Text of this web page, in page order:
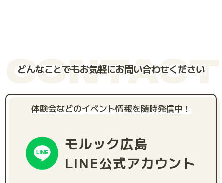
CONTACT
どんなことでもお気軽にお問い合わせください
体験会などのイベント情報を随時発信中！
モルック広島
LINE公式アカウント